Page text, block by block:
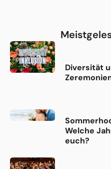
Diversität
Welche
euch?